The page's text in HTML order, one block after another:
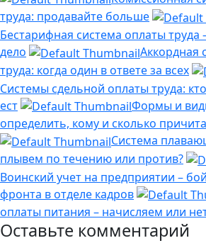
труда: продавайте больше
Бестарифная система оплаты труда
дело
Аккордная
труда: когда один в ответе за всех
Системы сдельной оплаты труда:
ест
Формы и
определить, кому и сколько
Система
плывем по течению или против?
Воинский учет на предприятии –
фронта в отделе кадров
оплаты питания – начисляем или
Оставьте комментарий